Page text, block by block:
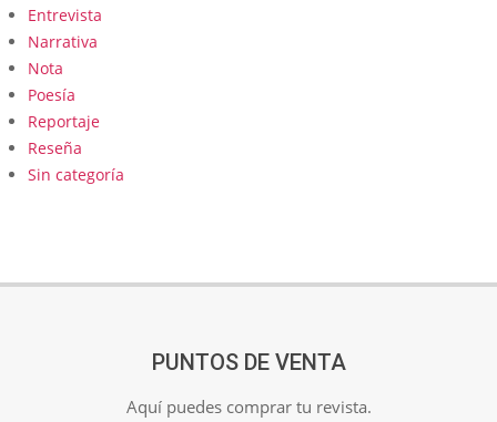
Entrevista
Narrativa
Nota
Poesía
Reportaje
Reseña
Sin categoría
PUNTOS DE VENTA
Aquí puedes comprar tu revista.